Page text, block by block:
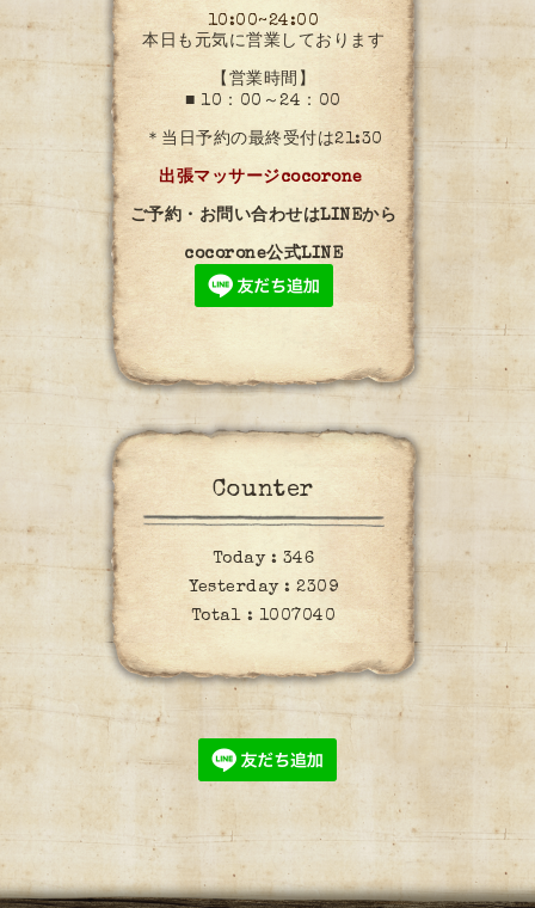
10:00~24:00
本日も元気に営業しております
【営業時間】
■ 10：00～24：00
＊当日予約の最終受付は21:30
出張マッサージcocorone
ご予約・お問い合わせはLINEから
cocorone公式LINE
Counter
Today : 346
Yesterday : 2309
Total : 1007040